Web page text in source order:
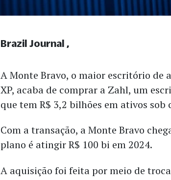
A Monte Bravo, o maior escritório de
XP, acaba de comprar a Zahl, um
que tem R$ 3,2 bilhões em ativos sob
Com a transação, a Monte Bravo
plano é atingir R$ 100 bi em 2024.
A aquisição foi feita por meio de
Brazil Journal